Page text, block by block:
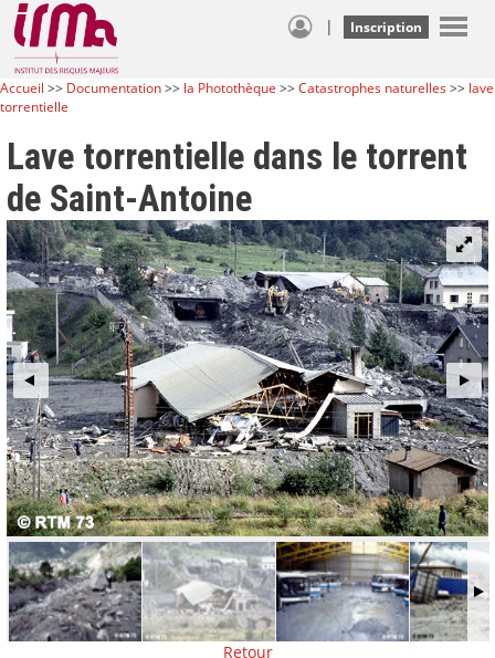
| Inscription
Accueil >> Documentation>> la Photothèque >>Catastrophes naturelles>> lave
torrentielle
Lave torrentielle dans le torrent
de Saint-Antoine
Retour